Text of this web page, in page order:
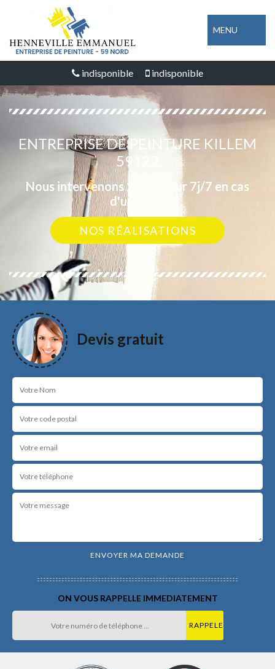
MENU
indisponible indisponible
ENTREPRISE DE PEINTURE KILLEM
59122
Nous intervenons 24h/24 sur 7j/7 en cas
d'urgence
NOS RÉALISATIONS
Devis gratuit
ON VOUS RAPPELLE IMMEDIATEMENT